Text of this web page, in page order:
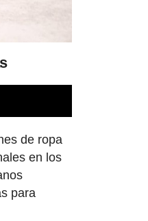
de ropa
en los
para